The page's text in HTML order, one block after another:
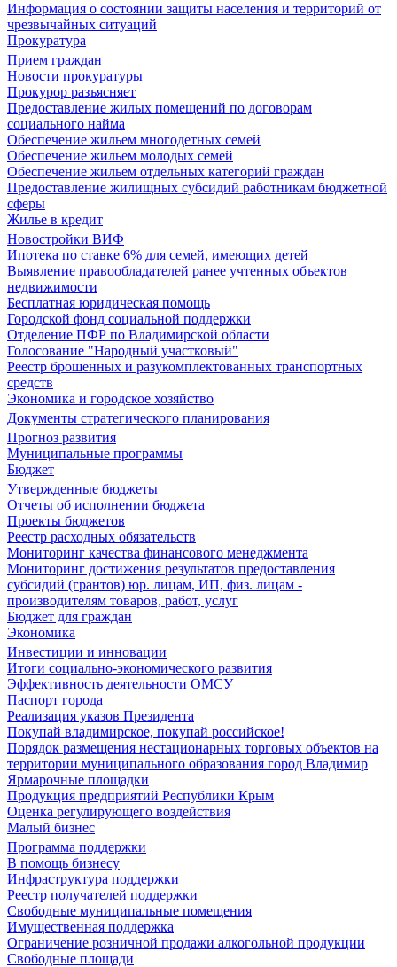
Информация о состоянии защиты населения и территорий от
чрезвычайных ситуаций
Прокуратура
Прием граждан
Новости прокуратуры
Прокурор разъясняет
Предоставление жилых помещений по договорам
социального найма
Обеспечение жильем многодетных семей
Обеспечение жильем молодых семей
Обеспечение жильем отдельных категорий граждан
Предоставление жилищных субсидий работникам бюджетной
сферы
Жилье в кредит
Новостройки ВИФ
Ипотека по ставке 6% для семей, имеющих детей
Выявление правообладателей ранее учтенных объектов
недвижимости
Бесплатная юридическая помощь
Городской фонд социальной поддержки
Отделение ПФР по Владимирской области
Голосование "Народный участковый"
Реестр брошенных и разукомплектованных транспортных
средств
Экономика и городское хозяйство
Документы стратегического планирования
Прогноз развития
Муниципальные программы
Бюджет
Утвержденные бюджеты
Отчеты об исполнении бюджета
Проекты бюджетов
Реестр расходных обязательств
Мониторинг качества финансового менеджмента
Мониторинг достижения результатов предоставления
субсидий (грантов) юр. лицам, ИП, физ. лицам -
производителям товаров, работ, услуг
Бюджет для граждан
Экономика
Инвестиции и инновации
Итоги социально-экономического развития
Эффективность деятельности ОМСУ
Паспорт города
Реализация указов Президента
Покупай владимирское, покупай российское!
Порядок размещения нестационарных торговых объектов на
территории муниципального образования город Владимир
Ярмарочные площадки
Продукция предприятий Республики Крым
Оценка регулирующего воздействия
Малый бизнес
Программа поддержки
В помощь бизнесу
Инфраструктура поддержки
Реестр получателей поддержки
Свободные муниципальные помещения
Имущественная поддержка
Ограничение розничной продажи алкогольной продукции
Свободные площади